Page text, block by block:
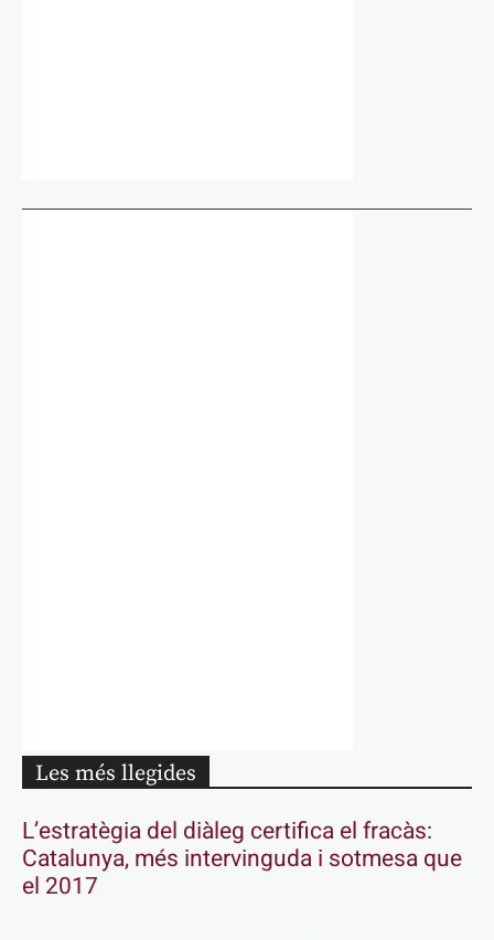
Les més llegides
L’estratègia del diàleg certifica el fracàs:
Catalunya, més intervinguda i sotmesa que
el 2017